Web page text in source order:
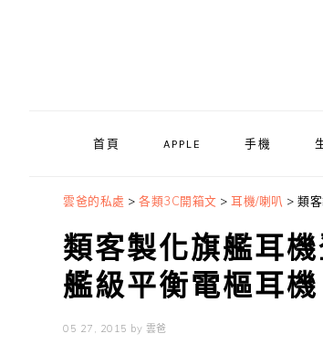
首頁 APPLE 手機
雲爸的私處 > 各類3C開箱文 > 耳機/喇叭 > 類
類客製化旗艦耳
艦級平衡電樞耳
05 27, 2015 by 雲爸